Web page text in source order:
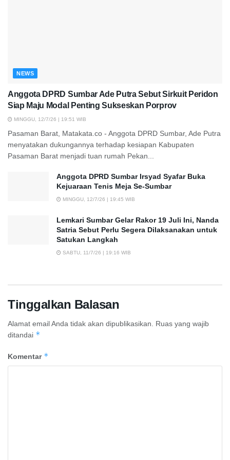
NEWS
Anggota DPRD Sumbar Ade Putra Sebut Sirkuit Peridon
Siap Maju Modal Penting Sukseskan Porprov
MINGGU, 12/7/26 | 19:51 WIB
Pasaman Barat, Matakata.co - Anggota DPRD Sumbar, Ade Putra
menyatakan dukungannya terhadap kesiapan Kabupaten
Pasaman Barat menjadi tuan rumah Pekan...
Anggota DPRD Sumbar Irsyad Syafar Buka
Kejuaraan Tenis Meja Se-Sumbar
MINGGU, 12/7/26 | 19:45 WIB
Lemkari Sumbar Gelar Rakor 19 Juli Ini, Nanda
Satria Sebut Perlu Segera Dilaksanakan untuk
Satukan Langkah
SABTU, 11/7/26 | 19:16 WIB
Tinggalkan Balasan
Alamat email Anda tidak akan dipublikasikan.
Ruas yang wajib
ditandai *
Komentar *